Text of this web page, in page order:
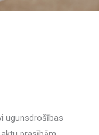
ugunsdrošības